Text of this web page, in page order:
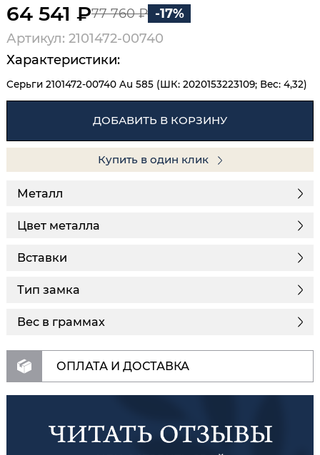
64 541 ₽77 760 ₽ -17%
Артикул: 2101472-00740
Характеристики:
Серьги 2101472-00740 Au 585 (ШК: 2020153223109; Вес: 4,32)
ДОБАВИТЬ В КОРЗИНУ
Купить в один клик
Металл
Цвет металла
Вставки
Тип замка
Вес в граммах
ОПЛАТА И ДОСТАВКА